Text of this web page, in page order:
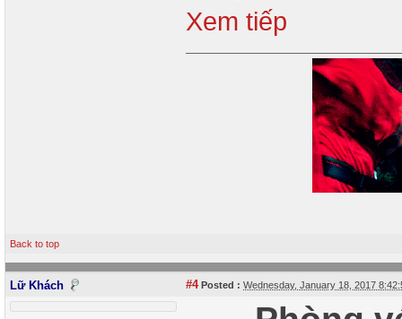
Xem tiếp
Back to top
Lữ Khách #4Posted : Wednesday, January 18, 2017